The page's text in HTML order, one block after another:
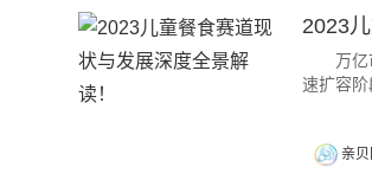
2023
万亿市
速扩容
亲贝